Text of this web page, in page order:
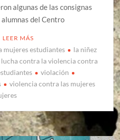
algunas de las consignas
del Centro
LEER MÁS
mujeres estudiantes
la niñez
lucha contra la violencia contra
violación
violencia contra las mujeres